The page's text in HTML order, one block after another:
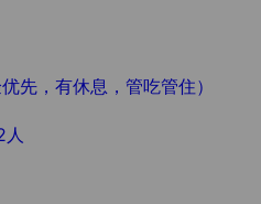
先，有休息，管吃管住）
人